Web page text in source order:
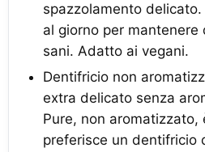
spazzolamento
al giorno per mantenere
sani. Adatto ai vegani.
Dentifricio non
extra delicato senza
Pure, non aromatizzato,
preferisce un dentifricio